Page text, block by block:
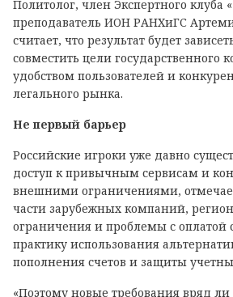
Политолог, член Экспертного клуба
преподаватель ИОН РАНХиГС
считает, что результат будет
совместить цели государственного
удобством пользователей и
легального рынка.
Не первый барьер
Российские игроки уже давно
доступ к привычным сервисам и
внешними ограничениями,
части зарубежных компаний,
ограничения и проблемы с оплатой
практику использования
пополнения счетов и защиты
«Поэтому новые требования вряд ли